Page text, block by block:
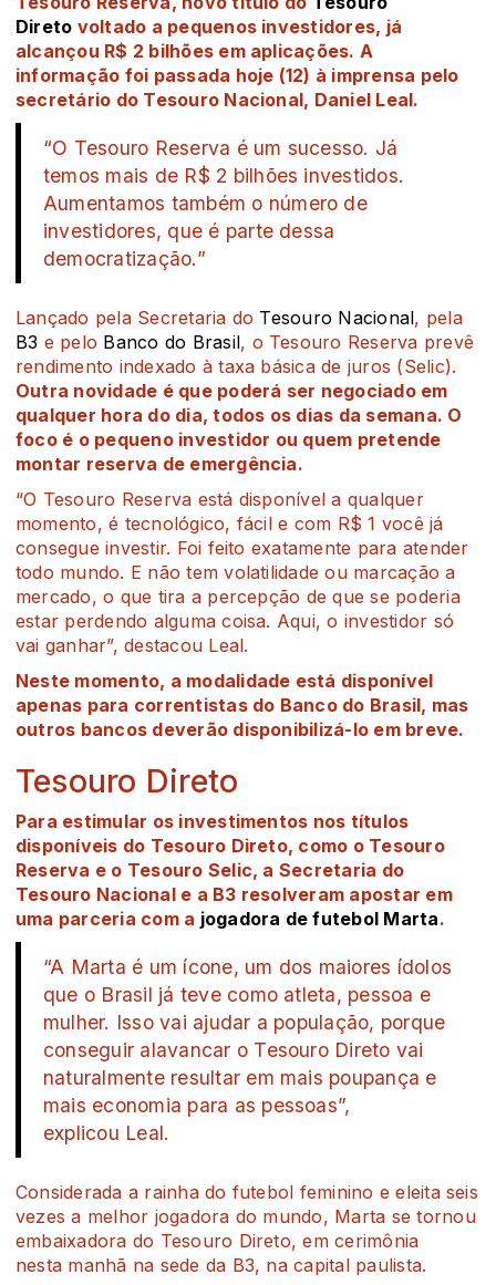
Direto voltado a pequenos investidores, já
alcançou R$ 2 bilhões em aplicações. A
informação foi passada hoje (12) à imprensa pelo
secretário do Tesouro Nacional, Daniel Leal.
“O Tesouro Reserva é um sucesso. Já
temos mais de R$ 2 bilhões investidos.
Aumentamos também o número de
investidores, que é parte dessa
democratização.”
Lançado pela Secretaria do Tesouro Nacional, pela
B3 e pelo Banco do Brasil, o Tesouro Reserva prevê
rendimento indexado à taxa básica de juros (Selic).
Outra novidade é que poderá ser negociado em
qualquer hora do dia, todos os dias da semana. O
foco é o pequeno investidor ou quem pretende
montar reserva de emergência.
“O Tesouro Reserva está disponível a qualquer
momento, é tecnológico, fácil e com R$ 1 você já
consegue investir. Foi feito exatamente para atender
todo mundo. E não tem volatilidade ou marcação a
mercado, o que tira a percepção de que se poderia
estar perdendo alguma coisa. Aqui, o investidor só
vai ganhar”, destacou Leal.
Neste momento, a modalidade está disponível
apenas para correntistas do Banco do Brasil, mas
outros bancos deverão disponibilizá-lo em breve.
Tesouro Direto
Para estimular os investimentos nos títulos
disponíveis do Tesouro Direto, como o Tesouro
Reserva e o Tesouro Selic, a Secretaria do
Tesouro Nacional e a B3 resolveram apostar em
uma parceria com a jogadora de futebol Marta.
“A Marta é um ícone, um dos maiores ídolos
que o Brasil já teve como atleta, pessoa e
mulher. Isso vai ajudar a população, porque
conseguir alavancar o Tesouro Direto vai
naturalmente resultar em mais poupança e
mais economia para as pessoas”,
explicou Leal.
Considerada a rainha do futebol feminino e eleita seis
vezes a melhor jogadora do mundo, Marta se tornou
embaixadora do Tesouro Direto, em cerimônia
nesta manhã na sede da B3, na capital paulista.